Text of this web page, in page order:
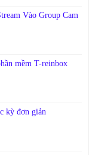
Vào Group Cam
mềm T-reinbox
kỳ đơn giản